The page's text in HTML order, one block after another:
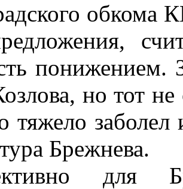
обкома
понижением.
но тот
тяжело
Брежнева.
для